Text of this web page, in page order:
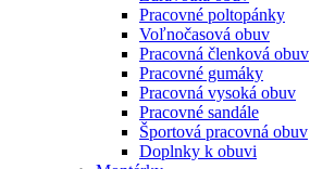
Pracovné poltopánky
Voľnočasová obuv
Pracovná členková obuv
Pracovné gumáky
Pracovná vysoká obuv
Pracovné sandále
Športová pracovná obuv
Doplnky k obuvi